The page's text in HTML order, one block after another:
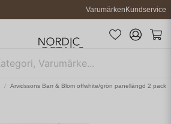
VarumärkenKundservice
Arvidssons Barr & Blom offwhite/grön panellängd 2 pack